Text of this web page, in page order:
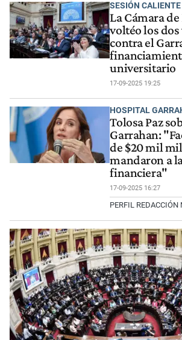
SESIÓN CALIENTE
La Cámara
voltéo los
contra el
universitario
17-09-2025 19:25
HOSPITAL
Tolosa Paz
Garrahan:
de $20 mil
mandaron a
financiera"
17-09-2025 16:27
PERFIL REDACCIÓN